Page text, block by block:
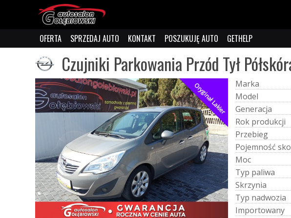
OFERTA SPRZEDAJ AUTO KONTAKT POSZUKUJĘ AUTO GETHELP
Czujniki Parkowania Przód Tył
Oryginał Lakier Marka
Model
Generacja
Rok produkcji
Przebieg
Pojemność sko
Moc
Typ paliwa
Skrzynia
Typ nadwozia
Importowany